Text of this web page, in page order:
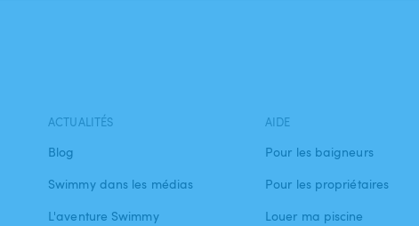
ACTUALITÉS
Blog
Swimmy dans les médias
L'aventure Swimmy
AIDE
Pour les baigneurs
Pour les propriétaires
Louer ma piscine